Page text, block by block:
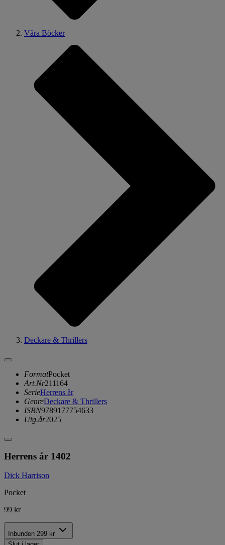
Våra Böcker
Deckare & Thrillers
FormatPocket
Art.Nr211164
SerieHerrens år
GenreDeckare & Thrillers
ISBN9789177754633
Utg.år2025
Herrens år 1402
Dick Harrison
Pocket
99 kr
Inbunden 299 kr